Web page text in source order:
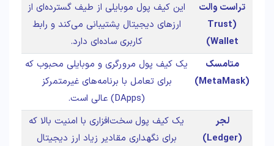
تراست والت
(Trust
Wallet)
این کیف پول موبایلی از طیف گسترده‌ای از
ارزهای دیجیتال پشتیبانی می‌کند و رابط
کاربری ساده‌ای دارد.
متامسک
(MetaMask)
یک کیف پول مرورگری و موبایلی محبوب که
برای تعامل با برنامه‌های غیرمتمرکز
(DApps) عالی است.
لجر
(Ledger)
یک کیف پول سخت‌افزاری با امنیت بالا که
برای نگهداری مقادیر زیاد ارز دیجیتال